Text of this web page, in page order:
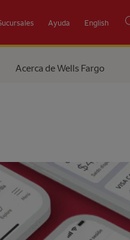
Ayuda English
Acerca deWells Fargo